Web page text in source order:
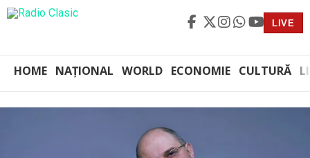
LIVE
HOME NAȚIONAL WORLD ECONOMIE CULTURĂ